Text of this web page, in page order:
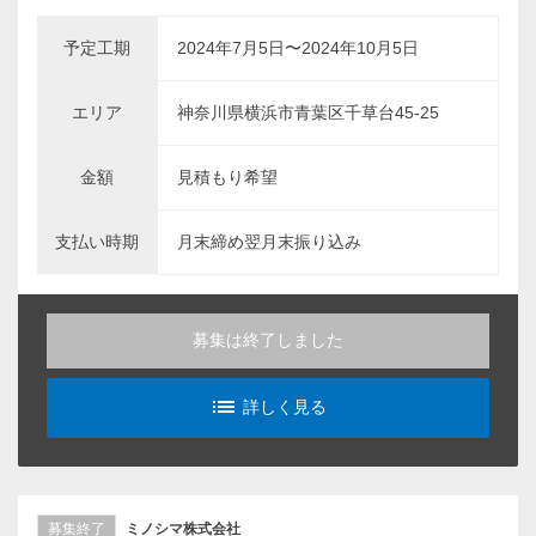
予定工期 2024年7月5日〜2024年10月5日
エリア 神奈川県横浜市青葉区千草台45-25
金額 見積もり希望
支払い時期 月末締め翌月末振り込み
募集は終了しました
list_alt
詳しく見る
募集終了 ミノシマ株式会社